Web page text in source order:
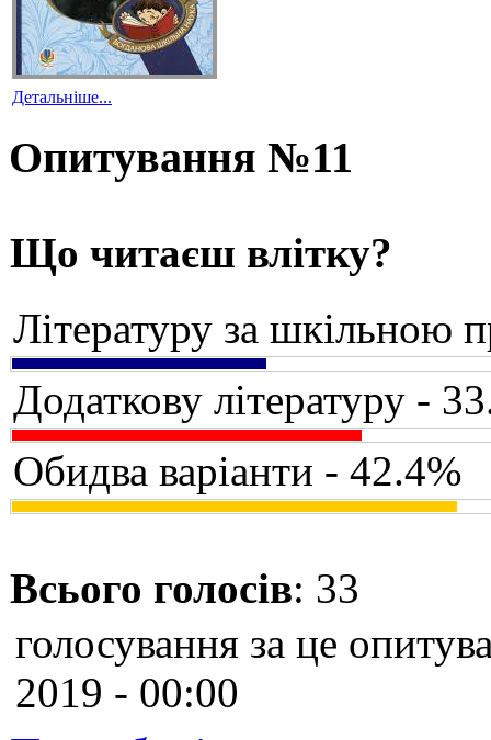
Детальніше...
Опитування №11
Що читаєш влітку?
Літературу за шкільною
Додаткову літературу -
Обидва варіанти - 42.4%
Всього голосів: 33
голосування за це
2019 - 00:00